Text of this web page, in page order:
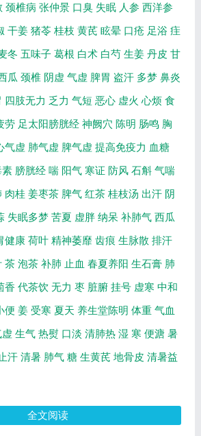
颈椎病 张仲景 口臭 失眠 人参 西洋参
干姜 猪苓 桂枝 黄芪 眩晕 口疮 足浴 疰
冬 五味子 葛根 白术 白芍 生姜 丹皮 甘
瓜 颈椎 阴虚 气虚 脾胃 盗汗 多梦 鼻炎
四肢无力 乏力 气短 恶心 虚火 心烦 食
劳 足太阳膀胱经 神阙穴 陈明 肠鸣 胸
气虚 肺气虚 脾气虚 提高免疫力 血糖
素 膀胱经 喘 阳气 寒证 防风 石斛 气喘
肉桂 姜枣茶 脾气 红茶 桂枝汤 出汗 阴
失眠多梦 苦夏 虚胖 纳呆 补肺气 西瓜
健康 荷叶 精神萎靡 齿痕 生脉散 排汗
茶 泡茶 补肺 止血 春夏养阳 生石膏 肺
香 代茶饮 无力 枣 脏腑 挂号 虚寒 中和
便 姜 受寒 夏天 养生堂陈明 体重 气血
生气 热熨 口淡 清肺热 湿 寒 便溏 暑
止汗 清暑 肺气 糖 生黄芪 地骨皮 清暑益
全文阅读